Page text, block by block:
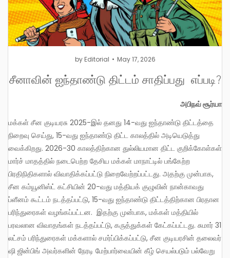
by Editorial May 17, 2026
சீனாவின் ஐந்தாண்டு திட்டம் சாதிப்பது எப்படி?
அபிநவ் சூர்யா
மக்கள் சீன குடியரசு 2025-இல் தனது 14-வது ஐந்தாண்டு திட்டத்தை
நிறைவு செய்து, 15-வது ஐந்தாண்டு திட்ட காலத்தில் அடியெடுத்து
வைக்கிறது. 2026-30 காலத்திற்கான துல்லியமான திட்ட குறிக்கோள்கள்
மார்ச் மாதத்தில் நடைபெற்ற தேசிய மக்கள் மாநாட்டில் பங்கேற்ற
பிரதிநிதிகளால் விவாதிக்கப்பட்டு நிறைவேற்றப்பட்டது. அதற்கு முன்பாக,
சீன கம்யூனிஸ்ட் கட்சியின் 20-வது மத்தியக் குழுவின் நான்காவது
ப்ளீனம் கூட்டம் நடத்தப்பட்டு, 15-வது ஐந்தாண்டு திட்டத்திற்கான பிரதான
பரிந்துரைகள் வழங்கப்பட்டன. இதற்கு முன்பாக, மக்கள் மத்தியில்
பரவலான விவாதங்கள் நடத்தப்பட்டு, கருத்துக்கள் கேட்கப்பட்டது. சுமார் 31
லட்சம் பரிந்துரைகள் மக்களால் சமர்ப்பிக்கப்பட்டு, சீன குடியரசின் தலைவர்
ஷி ஜின்பிங் அவர்களின் நேரடி மேற்பார்வையின் கீழ் செயல்படும் பல்வேறு